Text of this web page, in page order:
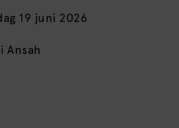
19 juni 2026
Ansah